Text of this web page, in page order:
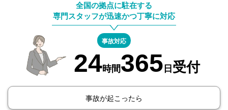
全国の拠点に駐在する
専門スタッフが迅速かつ丁寧に対応
事故対応
24時間365 日 受付
事故が起こったら